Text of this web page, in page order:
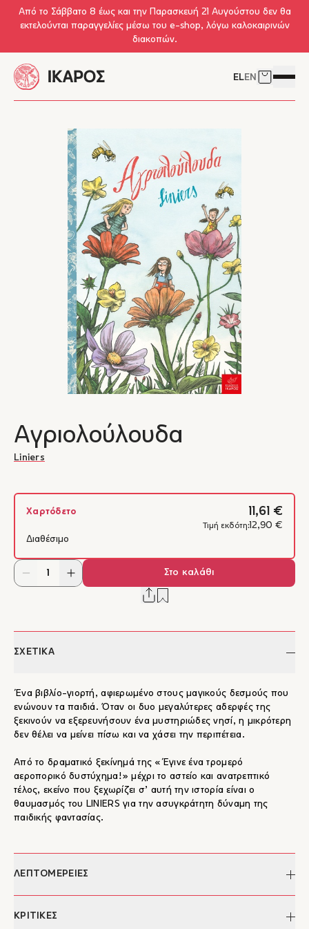
Skip to main content
Από το Σάββατο 8 έως και την Παρασκευή 21 Αυγούστου δεν θα
εκτελούνται παραγγελίες μέσω του e-shop, λόγω καλοκαιρινών
διακοπών.
ELEN Δείτε το
Αγριολούλουδα
Liniers
Χαρτόδετο 11,61 €
Τιμή εκδότη: 12,90 €
Διαθέσιμο
Στο καλάθι
ΣΧΕΤΙΚΑ
Ένα βιβλίο-γιορτή, αφιερωμένο στους μαγικούς δεσμούς που
ενώνουν τα παιδιά. Όταν οι δυο μεγαλύτερες αδερφές της
ξεκινούν να εξερευνήσουν ένα μυστηριώδες νησί, η μικρότερη
δεν θέλει να μείνει πίσω και να χάσει την περιπέτεια.
Από το δραματικό ξεκίνημά της «Έγινε ένα τρομερό
αεροπορικό δυστύχημα!» μέχρι το αστείο και ανατρεπτικό
τέλος, εκείνο που ξεχωρίζει σ’ αυτή την ιστορία είναι ο
θαυμασμός του LINIERS για την ασυγκράτητη δύναμη της
παιδικής φαντασίας.
ΛΕΠΤΟΜΕΡΕΙΕΣ
Συγγραφέας:
ΚΡΙΤΙΚΕΣ